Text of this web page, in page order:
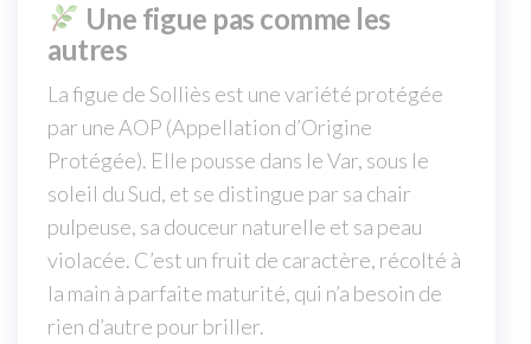
Une figue pas comme les
autres
La figue de Solliès est une variété protégée
par une AOP (Appellation d’Origine
Protégée). Elle pousse dans le Var, sous le
soleil du Sud, et se distingue par sa chair
pulpeuse, sa douceur naturelle et sa peau
violacée. C’est un fruit de caractère, récolté à
la main à parfaite maturité, qui n’a besoin de
rien d’autre pour briller.